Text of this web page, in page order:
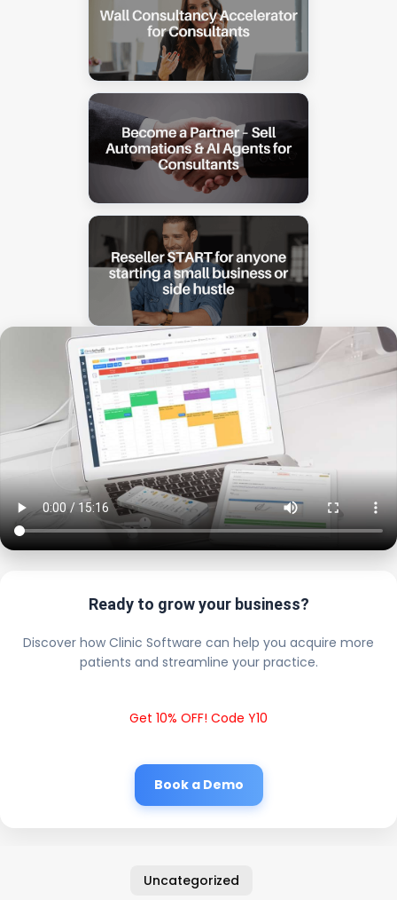
Ready to grow your business?
Discover how Clinic Software can help you acquire more
patients and streamline your practice.
Get 10% OFF! Code Y10
Book a Demo
Uncategorized